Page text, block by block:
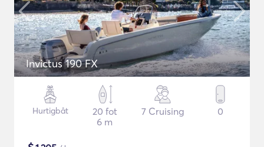
Invictus 190 FX
Hurtigbåt
20 fot
6 m
7 Cruising 0